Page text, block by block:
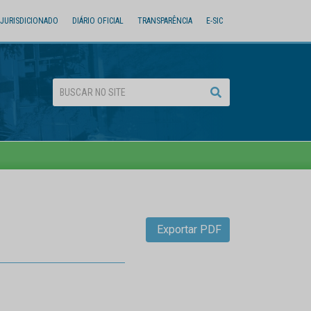
JURISDICIONADO DIÁRIO OFICIAL TRANSPARÊNCIA E-SIC
Exportar PDF